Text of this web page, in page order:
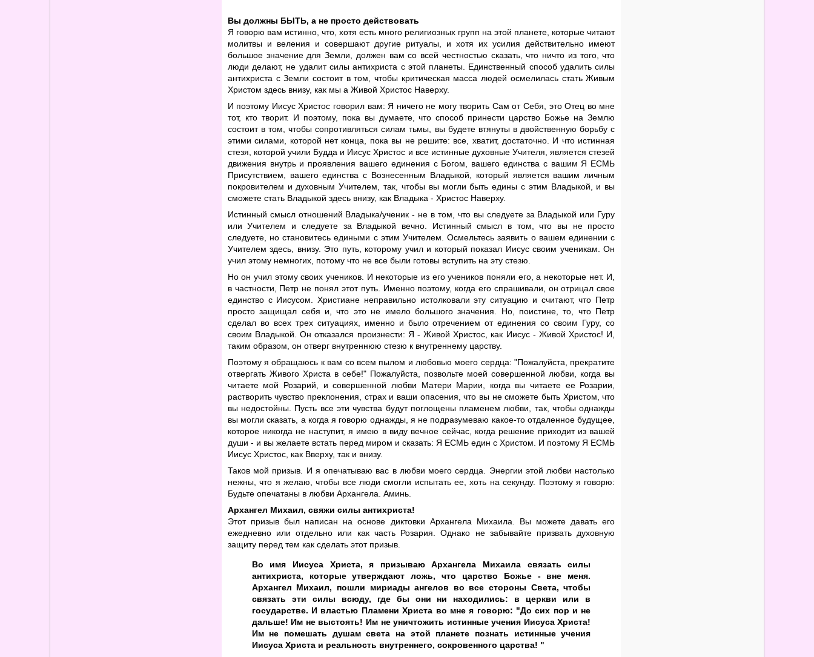
Вы должны БЫТЬ, а не просто действовать
Я говорю вам истинно, что, хотя есть много религиозных групп на этой планете, которые читают
молитвы и веления и совершают другие ритуалы, и хотя их усилия действительно имеют
большое значение для Земли, должен вам со всей честностью сказать, что ничто из того, что
люди делают, не удалит силы антихриста с этой планеты. Единственный способ удалить силы
антихриста с Земли состоит в том, чтобы критическая масса людей осмелилась стать Живым
Христом здесь внизу, как мы а Живой Христос Наверху.
И поэтому Иисус Христос говорил вам: Я ничего не могу творить Сам от Себя, это Отец во мне
тот, кто творит. И поэтому, пока вы думаете, что способ принести царство Божье на Землю
состоит в том, чтобы сопротивляться силам тьмы, вы будете втянуты в двойственную борьбу с
этими силами, которой нет конца, пока вы не решите: все, хватит, достаточно. И что истинная
стезя, которой учили Будда и Иисус Христос и все истинные духовные Учителя, является стезей
движения внутрь и проявления вашего единения с Богом, вашего единства с вашим Я ЕСМЬ
Присутствием, вашего единства с Вознесенным Владыкой, который является вашим личным
покровителем и духовным Учителем, так, чтобы вы могли быть едины с этим Владыкой, и вы
сможете стать Владыкой здесь внизу, как Владыка - Христос Наверху.
Истинный смысл отношений Владыка/ученик - не в том, что вы следуете за Владыкой или Гуру
или Учителем и следуете за Владыкой вечно. Истинный смысл в том, что вы не просто
следуете, но становитесь едиными с этим Учителем. Осмельтесь заявить о вашем единении с
Учителем здесь, внизу. Это путь, которому учил и который показал Иисус своим ученикам. Он
учил этому немногих, потому что не все были готовы вступить на эту стезю.
Но он учил этому своих учеников. И некоторые из его учеников поняли его, а некоторые нет. И,
в частности, Петр не понял этот путь. Именно поэтому, когда его спрашивали, он отрицал свое
единство с Иисусом. Христиане неправильно истолковали эту ситуацию и считают, что Петр
просто защищал себя и, что это не имело большого значения. Но, поистине, то, что Петр
сделал во всех трех ситуациях, именно и было отречением от единения со своим Гуру, со
своим Владыкой. Он отказался произнести: Я - Живой Христос, как Иисус - Живой Христос! И,
таким образом, он отверг внутреннюю стезю к внутреннему царству.
Поэтому я обращаюсь к вам со всем пылом и любовью моего сердца: "Пожалуйста, прекратите
отвергать Живого Христа в себе!" Пожалуйста, позвольте моей совершенной любви, когда вы
читаете мой Розарий, и совершенной любви Матери Марии, когда вы читаете ее Розарии,
растворить чувство преклонения, страх и ваши опасения, что вы не сможете быть Христом, что
вы недостойны. Пусть все эти чувства будут поглощены пламенем любви, так, чтобы однажды
вы могли сказать, а когда я говорю однажды, я не подразумеваю какое-то отдаленное будущее,
которое никогда не наступит, я имею в виду вечное сейчас, когда решение приходит из вашей
души - и вы желаете встать перед миром и сказать: Я ЕСМЬ един с Христом. И поэтому Я ЕСМЬ
Иисус Христос, как Вверху, так и внизу.
Таков мой призыв. И я опечатываю вас в любви моего сердца. Энергии этой любви настолько
нежны, что я желаю, чтобы все люди смогли испытать ее, хоть на секунду. Поэтому я говорю:
Будьте опечатаны в любви Архангела. Аминь.
Архангел Михаил, свяжи силы антихриста!
Этот призыв был написан на основе диктовки Архангела Михаила. Вы можете давать его
ежедневно или отдельно или как часть Розария. Однако не забывайте призвать духовную
защиту перед тем как сделать этот призыв.
Во имя Иисуса Христа, я призываю Архангела Михаила связать силы
антихриста, которые утверждают ложь, что царство Божье - вне меня.
Архангел Михаил, пошли мириады ангелов во все стороны Света, чтобы
связать эти силы всюду, где бы они ни находились: в церкви или в
государстве. И властью Пламени Христа во мне я говорю: "До сих пор и не
дальше! Им не выстоять! Им не уничтожить истинные учения Иисуса Христа!
Им не помешать душам света на этой планете познать истинные учения
Иисуса Христа и реальность внутреннего, сокровенного царства! "